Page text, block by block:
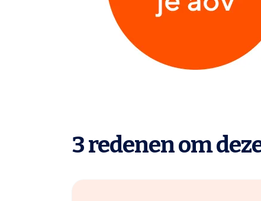
3 redenen om